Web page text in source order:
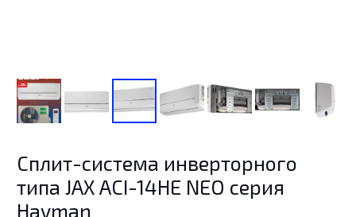
Сплит-система инверторного
типа JAX ACI-14HE NEO серия
Hayman